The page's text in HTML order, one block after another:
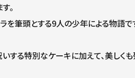
。
を筆頭とする9人の少年による物語
する特別なケーキに加えて、美しく